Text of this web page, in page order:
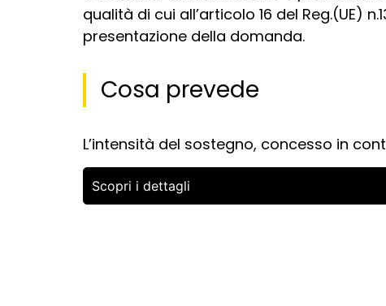
qualità di cui all’articolo 16 del Reg.(UE)
presentazione della domanda.
Cosa prevede
L’intensità del sostegno, concesso in
Scopri i dettagli